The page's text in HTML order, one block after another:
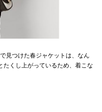
見つけた春ジャケットは、なん
たくし上がっているため、着こな